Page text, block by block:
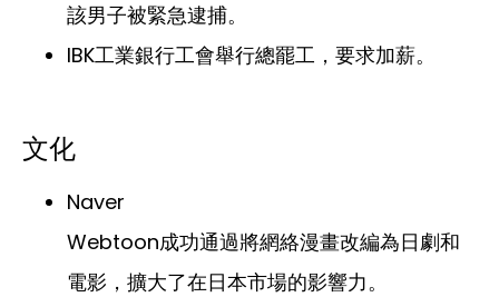
該男子被緊急逮捕。
IBK工業銀行工會舉行總罷工，要求加薪。
文化
Naver
Webtoon成功通過將網絡漫畫改編為日劇和
電影，擴大了在日本市場的影響力。